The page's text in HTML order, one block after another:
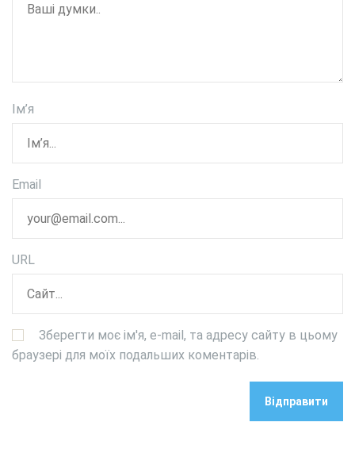
Ім’я
Email
URL
Зберегти моє ім'я, e-mail, та адресу сайту в цьому
браузері для моїх подальших коментарів.